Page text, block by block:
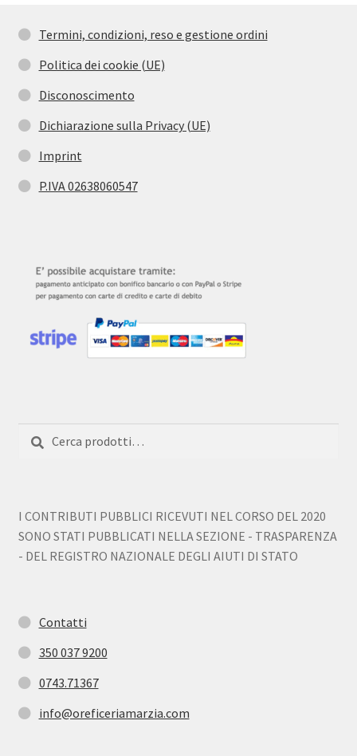
Termini, condizioni, reso e gestione ordini
Politica dei cookie (UE)
Disconoscimento
Dichiarazione sulla Privacy (UE)
Imprint
P.IVA 02638060547
I CONTRIBUTI PUBBLICI RICEVUTI NEL CORSO DEL 2020
SONO STATI PUBBLICATI NELLA SEZIONE - TRASPARENZA
- DEL REGISTRO NAZIONALE DEGLI AIUTI DI STATO
Contatti
350 037 9200
0743.71367
info@oreficeriamarzia.com